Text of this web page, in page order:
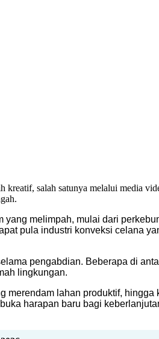
kreatif, salah satunya melalui media
melimpah, mulai dari
pula industri konveksi celana
pengabdian. Beberapa di
lingkungan.
merendam lahan produktif, hingga
harapan baru bagi